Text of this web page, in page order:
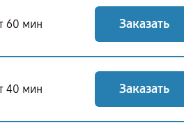
60 мин Заказать
40 мин Заказать